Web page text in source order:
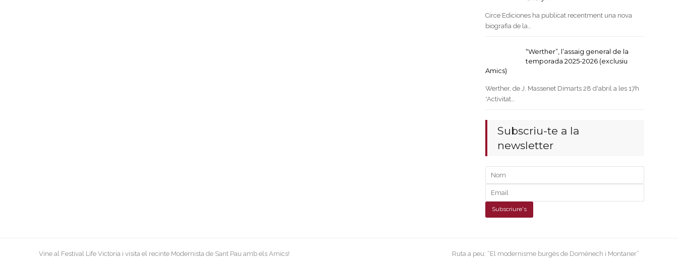
Circe Ediciones ha publicat recentment una nova
biografia de la…
“Werther”, l’assaig general de la
temporada 2025-2026 (exclusiu
Amics)
Werther, de J. Massenet Dimarts 28 d'abril a les 17h
*Activitat…
Subscriu-te a la
newsletter
previous
Vine al Festival Life Victoria i visita el recinte Modernista de Sant Pau amb els Amics!
next
Ruta a peu: “El modernisme burgès de Domènech i Montaner”